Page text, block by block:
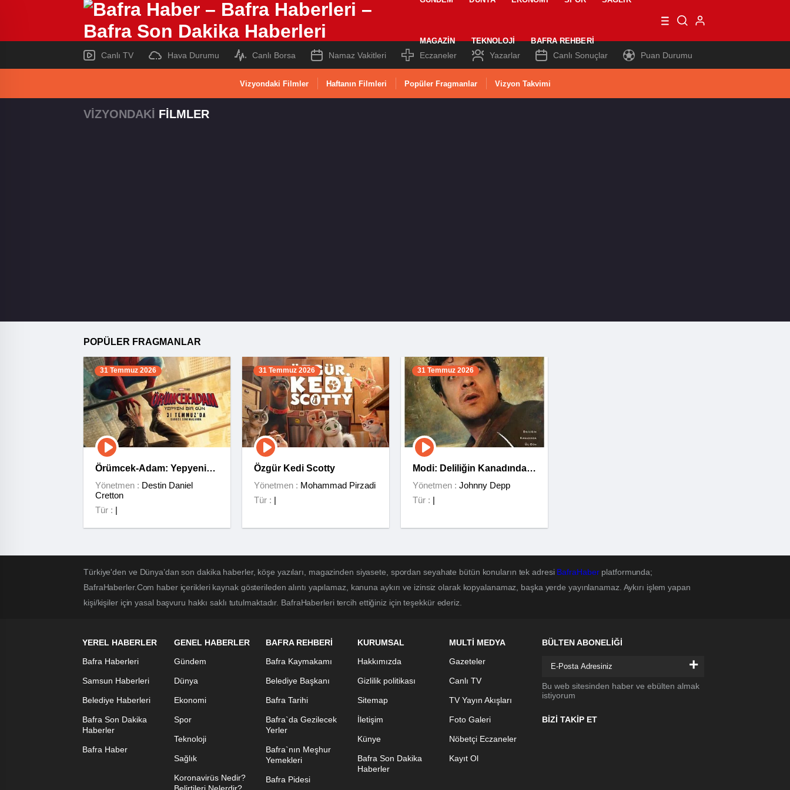
MAGAZIN TEKNOLOJI BAFRA REHBERI
Canlı TV Hava Durumu Canlı Borsa Namaz Vakitleri Eczaneler Yazarlar Canlı Sonuçlar Puan Durumu
Vizyondaki Filmler Haftanın Filmleri Popüler Fragmanlar Vizyon Takvimi
VİZYONDAKİ FİLMLER
POPÜLER FRAGMANLAR
31 Temmuz 2026
Örümcek-Adam: Yepyeni
Bir Gün
Yönetmen : Destin Daniel
Cretton
Tür : |
31 Temmuz 2026
Özgür Kedi Scotty
Yönetmen : Mohammad Pirzadi
Tür : |
31 Temmuz 2026
Modi: Deliliğin Kanadında
Üç Gün
Yönetmen : Johnny Depp
Tür : |
Türkiye'den ve Dünya’dan son dakika haberler, köşe yazıları, magazinden siyasete, spordan seyahate bütün konuların tek adresi BafraHaberplatformunda;
BafraHaberler.Com haber içerikleri kaynak gösterileden alıntı yapılamaz, kanuna aykırı ve izinsiz olarak kopyalanamaz, başka yerde yayınlanamaz. Aykırı işlem yapan
kişi/kişiler için yasal başvuru hakkı saklı tutulmaktadır. BafraHaberleri tercih ettiğiniz için teşekkür ederiz.
YEREL HABERLER
Bafra Haberleri
Samsun Haberleri
Belediye Haberleri
Bafra Son Dakika
Haberler
Bafra Haber
GENEL HABERLER
Gündem
Dünya
Ekonomi
Spor
Teknoloji
Sağlık
Koronavirüs Nedir?
BAFRA REHBERİ
Bafra Kaymakamı
Belediye Başkanı
Bafra Tarihi
Bafra`da Gezilecek
Yerler
Bafra`nın Meşhur
Yemekleri
Bafra Pidesi
KURUMSAL
Hakkımızda
Gizlilik politikası
Sitemap
İletişim
Künye
Bafra Son Dakika
Haberler
MULTİ MEDYA
Gazeteler
Canlı TV
TV Yayın Akışları
Foto Galeri
Nöbetçi Eczaneler
Kayıt Ol
BÜLTEN ABONELİĞİ
+
Bu web sitesinden haber ve ebülten almak
istiyorum
BİZİ TAKİP ET